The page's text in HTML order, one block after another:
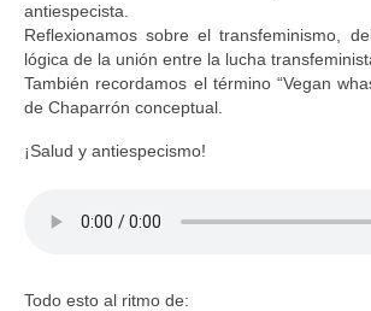
antiespecista.
Reflexionamos sobre el transfeminismo,
lógica de la unión entre la lucha
También recordamos el término “Vegan
de Chaparrón conceptual.
¡Salud y antiespecismo!
Todo esto al ritmo de: